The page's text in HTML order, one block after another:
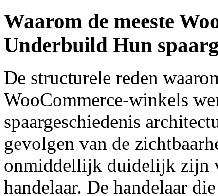
Waarom de meeste
Underbuild Hun
De structurele reden
WooCommerce-winkels
spaargeschiedenis
gevolgen van de
onmiddellijk duidelijk zijn
handelaar. De handelaar